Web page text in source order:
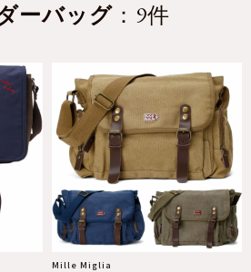
ーバッグ ：9件
Mille Miglia